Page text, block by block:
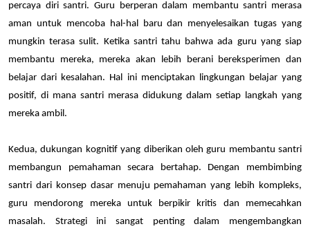
percaya diri santri. Guru berperan dalam membantu santri merasa
aman untuk mencoba hal-hal baru dan menyelesaikan tugas yang
mungkin terasa sulit. Ketika santri tahu bahwa ada guru yang siap
membantu mereka, mereka akan lebih berani bereksperimen dan
belajar dari kesalahan. Hal ini menciptakan lingkungan belajar yang
positif, di mana santri merasa didukung dalam setiap langkah yang
mereka ambil.
Kedua, dukungan kognitif yang diberikan oleh guru membantu santri
membangun pemahaman secara bertahap. Dengan membimbing
santri dari konsep dasar menuju pemahaman yang lebih kompleks,
guru mendorong mereka untuk berpikir kritis dan memecahkan
masalah. Strategi ini sangat penting dalam mengembangkan